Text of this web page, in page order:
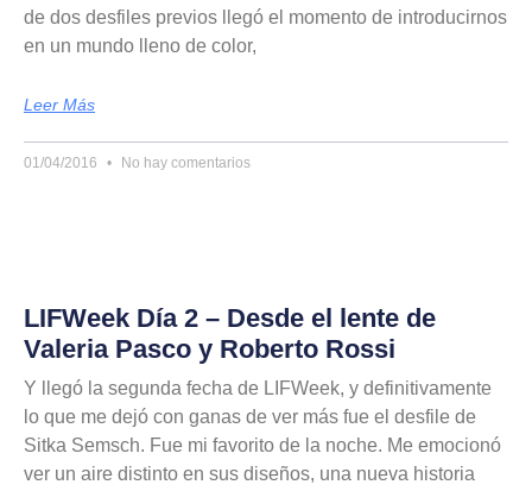
de dos desfiles previos llegó el momento de introducirnos
en un mundo lleno de color,
Leer Más
01/04/2016 No hay comentarios
LIFWeek Día 2 – Desde el lente de
Valeria Pasco y Roberto Rossi
Y llegó la segunda fecha de LIFWeek, y definitivamente
lo que me dejó con ganas de ver más fue el desfile de
Sitka Semsch. Fue mi favorito de la noche. Me emocionó
ver un aire distinto en sus diseños, una nueva historia